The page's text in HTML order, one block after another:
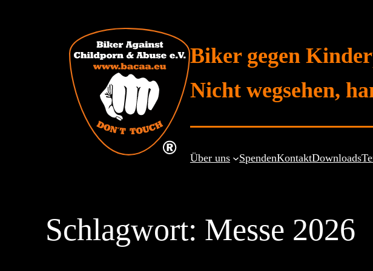
Biker gegen
Nicht wegsehen,
Über uns SpendenKontaktDownloads
Schlagwort: Messe 2026